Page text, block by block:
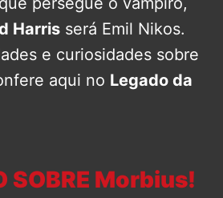
Harris será Emil Nikos.
e curiosidades sobre
aqui no Legado da
SOBRE Morbius!